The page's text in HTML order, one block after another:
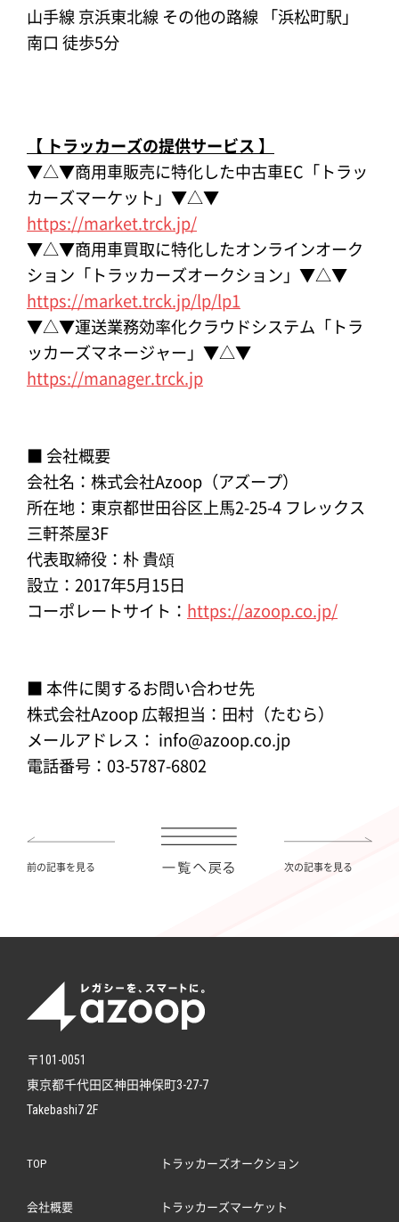
山手線 京浜東北線 その他の路線 「浜松町駅」
南口 徒歩5分
【 トラッカーズの提供サービス 】
▼△▼商用車販売に特化した中古車EC「トラッ
カーズマーケット」▼△▼
https://market.trck.jp/
▼△▼商用車買取に特化したオンラインオーク
ション「トラッカーズオークション」▼△▼
https://market.trck.jp/lp/lp1
▼△▼運送業務効率化クラウドシステム「トラ
ッカーズマネージャー」▼△▼
https://manager.trck.jp
■ 会社概要
会社名：株式会社Azoop（アズープ）
所在地：東京都世田谷区上馬2-25-4 フレックス
三軒茶屋3F
代表取締役：朴 貴頌
設立：2017年5月15日
コーポレートサイト： https://azoop.co.jp/
■ 本件に関するお問い合わせ先
株式会社Azoop 広報担当：田村（たむら）
メールアドレス： info@azoop.co.jp
電話番号：03-5787-6802
前の記事を見る 次の記事を見る
〒101-0051
東京都千代田区神田神保町3-27-7
Takebashi7 2F
TOP
会社概要
トラッカーズオークション
トラッカーズマーケット